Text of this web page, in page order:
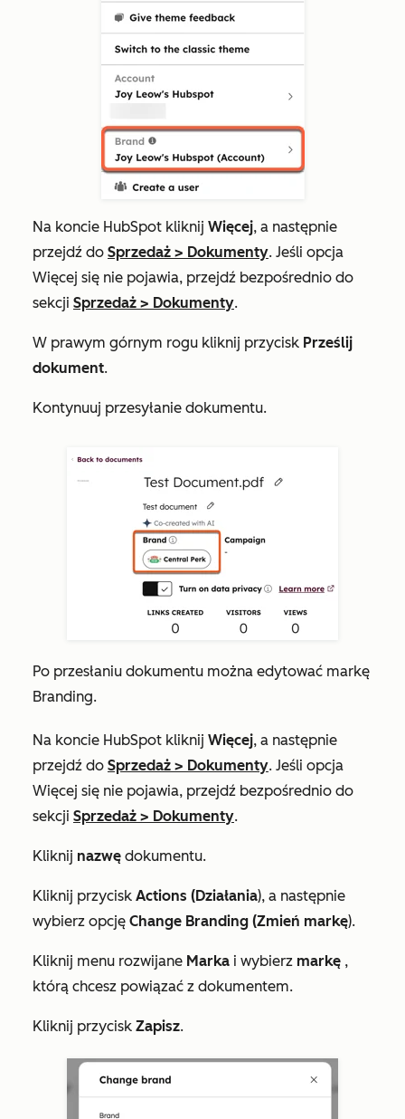
Na koncie HubSpot kliknij Więcej, a następnie
przejdź do Sprzedaż > Dokumenty. Jeśli opcja
Więcej się nie pojawia, przejdź bezpośrednio do
sekcji Sprzedaż > Dokumenty.
W prawym górnym rogu kliknij przycisk Prześlij
dokument.
Kontynuuj przesyłanie dokumentu.
Po przesłaniu dokumentu można edytować markę
Branding.
Na koncie HubSpot kliknij Więcej, a następnie
przejdź do Sprzedaż > Dokumenty. Jeśli opcja
Więcej się nie pojawia, przejdź bezpośrednio do
sekcji Sprzedaż > Dokumenty.
Kliknij nazwę dokumentu.
Kliknij przycisk Actions (Działania), a następnie
wybierz opcję Change Branding (Zmień markę).
Kliknij menu rozwijane Marka i wybierz markę ,
którą chcesz powiązać z dokumentem.
Kliknij przycisk Zapisz.